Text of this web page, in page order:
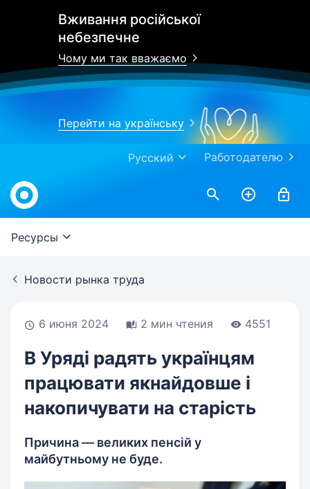
Вживання російської
небезпечне
Чому ми так вважаємо
Перейти на українську
Работодателю
Русский
Work.ua
Ресурсы
Новости рынка труда
6 июня 2024 2 мин чтения 4551
В Уряді радять українцям
працювати якнайдовше і
накопичувати на старість
Причина — великих пенсій у
майбутньому не буде.